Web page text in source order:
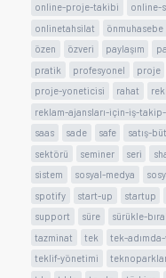
online-proje-takibi
online-
onlinetahsilat
önmuhasebe
özen
özveri paylaşım
pratik
profesyonel proje
proje-yoneticisi
rahat
reklam-ajansları-için-iş-
saas
sade safe satış-
sektörü
seminer seri
sistem
sosyal-medya
spotify
start-up startup
support
süre sürükle-
tazminat
tek tek-
teklif-yönetimi